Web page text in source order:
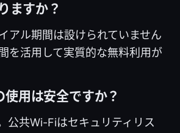
ますか？
アル期間は設けられていません
を活用して実質的な無料利用が
用は安全ですか？
公共Wi-Fiはセキュリティリス